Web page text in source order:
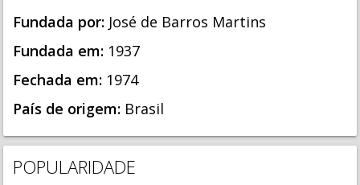
Fundada por: José de Barros Martins
Fundada em: 1937
Fechada em: 1974
País de origem: Brasil
POPULARIDADE